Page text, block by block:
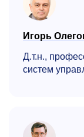
Игорь
Д.т.н.,
систем